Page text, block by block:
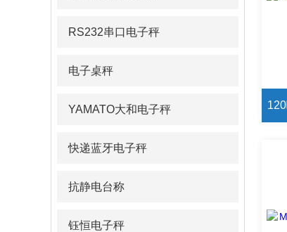
RS232串口电子秤
电子桌秤
YAMATO大和电子秤
快递蓝牙电子秤
抗静电台称
钰恒电子秤